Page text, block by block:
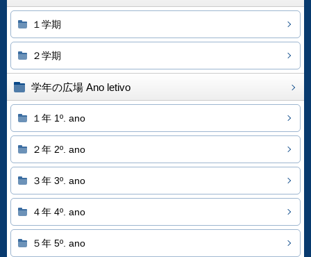
１学期
２学期
学年の広場 Ano letivo
１年 1º. ano
２年 2º. ano
３年 3º. ano
４年 4º. ano
５年 5º. ano